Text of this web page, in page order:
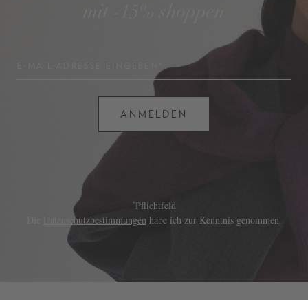
ANMELDEN
*Pflichtfeld
Datenschutzbestimmungen habe ich zur Kenntnis genommen.